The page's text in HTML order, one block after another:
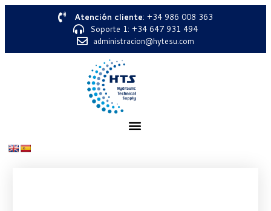
Atención cliente: +34 986 008 363
Soporte 1: +34 647 931 494
administracion@hytesu.com